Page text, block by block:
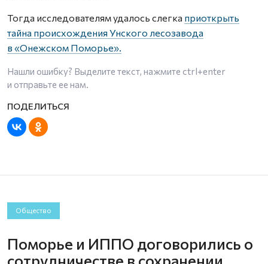
Тогда исследователям удалось слегка приоткрыть
тайна происхождения Унского лесозавода
в «Онежском Поморье».
Нашли ошибку? Выделите текст, нажмите ctrl+enter
и отправьте ее нам.
Общество
Поморье и ИППО договорились о
сотрудничестве в сохранении